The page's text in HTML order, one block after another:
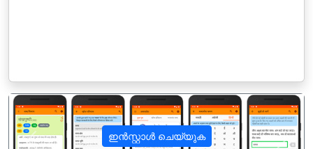
ഇൻസ്റ്റാൾ ചെയ്യുക